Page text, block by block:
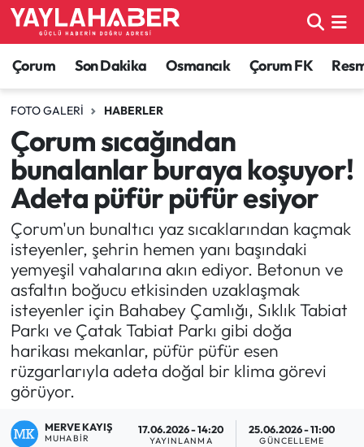
Çorum Son Dakika Osmancık Çorum FK
FOTO GALERI HABERLER
Çorum sıcağından
bunalanlar buraya koşuyor!
Adeta püfür püfür esiyor
Çorum'un bunaltıcı yaz sıcaklarından kaçmak
isteyenler, şehrin hemen yanı başındaki
yemyeşil vahalarına akın ediyor. Betonun ve
asfaltın boğucu etkisinden uzaklaşmak
isteyenler için Bahabey Çamlığı, Sıklık Tabiat
Parkı ve Çatak Tabiat Parkı gibi doğa
harikası mekanlar, püfür püfür esen
rüzgarlarıyla adeta doğal bir klima görevi
görüyor.
MERVE KAYIŞ
MUHABIR
17.06.2026 - 14:20
YAYINLANMA
25.06.2026 - 11:00
GÜNCELLEME
Alaca Haberleri
Bayat Haberleri
Bilgi - Keşfet Haberleri
Bilim ve Teknoloji
Boğazkale Haberleri
Çorum Haberleri
Çorum Son Dakika Haberleri
Dodurga Haberleri
Eğitim
Ekonomi
Çorum Nöbetçi Eczaneler
Çorum Hava Durumu
Çorum Namaz Vakitleri
Çorum Trafik Yoğunluk Haritası
TFF 1.Lig Puan Durumu ve Fikstür
Tüm Manşetler
Son Dakika Haberleri
Haber Arşivi